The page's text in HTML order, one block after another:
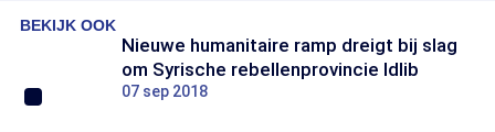
BEKIJK OOK
Nieuwe humanitaire ramp dreigt bij slag
om Syrische rebellenprovincie Idlib
07 sep 2018